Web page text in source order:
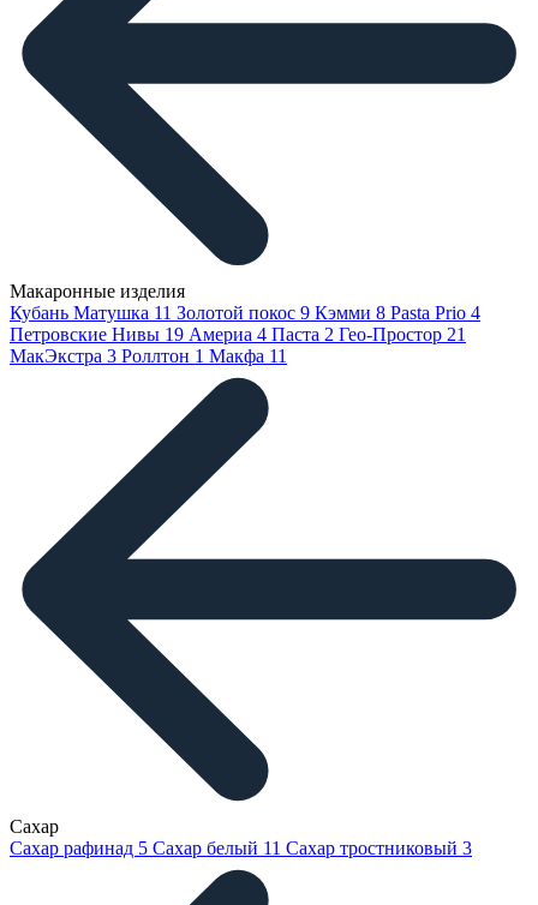
Макаронные изделия
Кубань Матушка 11 Золотой покос 9 Кэмми 8 Pasta Prio 4
Петровские Нивы 19 Америа 4 Паста 2 Гео-Простор 21
МакЭкстра 3 Роллтон 1 Макфа 11
Сахар
Сахар рафинад 5 Сахар белый 11 Сахар тростниковый 3